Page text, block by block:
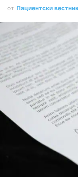
от Пациентски